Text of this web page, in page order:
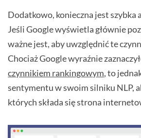
Dodatkowo, konieczna jest szybka
Jeśli Google wyświetla głównie
ważne jest, aby uwzględnić te
Chociaż Google wyraźnie
czynnikiem rankingowym, to
sentymentu w swoim silniku NLP,
których składa się strona